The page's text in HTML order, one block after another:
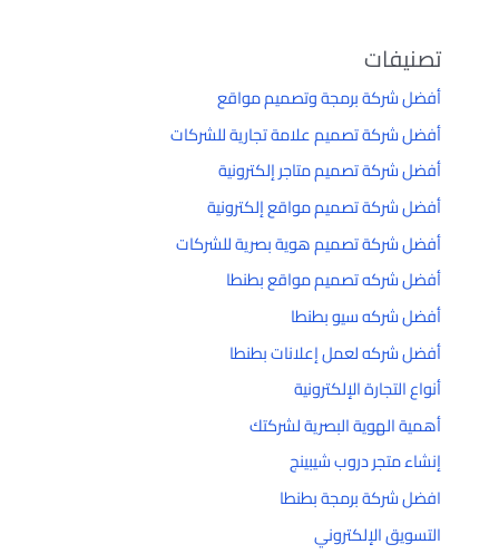
تصنيفات
أفضل شركة برمجة وتصميم مواقع
أفضل شركة تصميم علامة تجارية للشركات
أفضل شركة تصميم متاجر إلكترونية
أفضل شركة تصميم مواقع إلكترونية
أفضل شركة تصميم هوية بصرية للشركات
أفضل شركه تصميم مواقع بطنطا
أفضل شركه سيو بطنطا
أفضل شركه لعمل إعلانات بطنطا
أنواع التجارة الإلكترونية
أهمية الهوية البصرية لشركتك
إنشاء متجر دروب شيبينج
افضل شركة برمجة بطنطا
التسويق الإلكتروني